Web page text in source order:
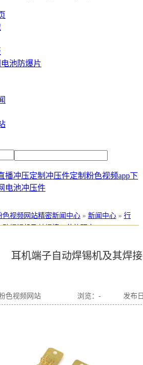
池防爆片
播冲压定制 冲压件定制 粉色视频app下
电池冲压件
色视频网站精密新闻中心 » 新闻中心 » 行
动焊锡机及其焊接工艺的研究
耳机端子自动焊锡机及其焊
色视频网站 浏览： - 发布